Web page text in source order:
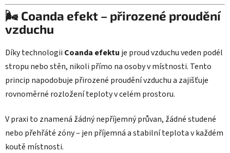
🌬️ Coanda efekt – přirozené proudění
vzduchu
Díky technologii Coanda efektu je proud vzduchu veden podél
stropu nebo stěn, nikoli přímo na osoby v místnosti. Tento
princip napodobuje přirozené proudění vzduchu a zajišťuje
rovnoměrné rozložení teploty v celém prostoru.
V praxi to znamená žádný nepříjemný průvan, žádné studené
nebo přehřáté zóny – jen příjemná a stabilní teplota v každém
koutě místnosti.